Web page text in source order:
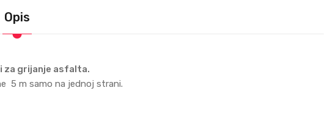
Opis
za grijanje asfalta.
5 m samo na jednoj strani.